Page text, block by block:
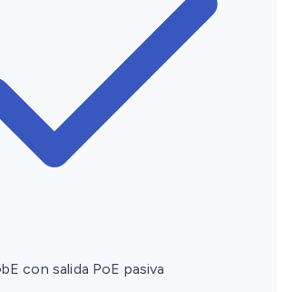
con salida PoE pasiva